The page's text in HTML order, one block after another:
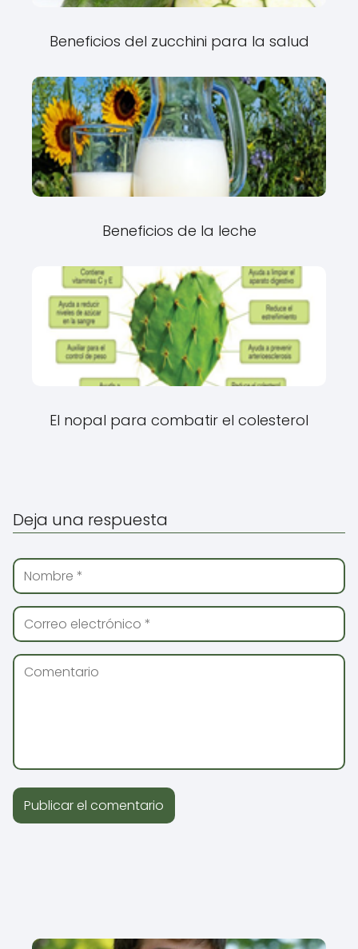
Beneficios del zucchini para la salud
Beneficios de la leche
El nopal para combatir el colesterol
Deja una respuesta